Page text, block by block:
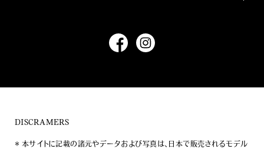
DISCRAMERS
本サイトに記載の諸元やデータおよび写真は、日本で販売されるモデル